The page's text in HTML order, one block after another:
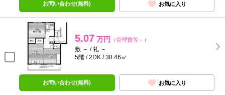
お問い合わせ(無料) お気に入り
5.07 万円 （管理費等－）
敷 － / 礼 －
5階 / 2DK / 38.46㎡
お問い合わせ(無料) お気に入り